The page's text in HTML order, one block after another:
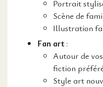
Portrait
Scène de
Illustration
Fan art :
Autour de
fiction
Style art